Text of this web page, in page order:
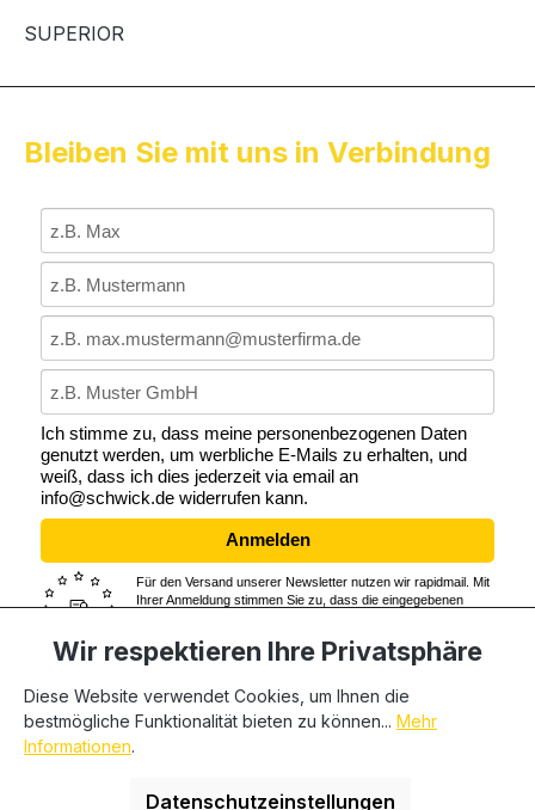
SUPERIOR
Bleiben Sie mit uns in Verbindung
Ich stimme zu, dass meine personenbezogenen Daten
genutzt werden, um werbliche E-Mails zu erhalten, und
weiß, dass ich dies jederzeit via email an
info@schwick.de widerrufen kann.
Anmelden
Für den Versand unserer Newsletter nutzen wir rapidmail. Mit
Ihrer Anmeldung stimmen Sie zu, dass die eingegebenen
* Alle Preise exkl. gesetzl. Mehrwertsteuer zzgl.
Versandkosten
Wir respektieren Ihre Privatsphäre
Diese Website verwendet Cookies, um Ihnen die
bestmögliche Funktionalität bieten zu können... Mehr
Informationen.
Datenschutzeinstellungen